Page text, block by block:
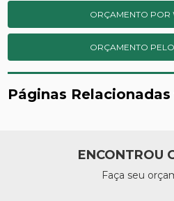
ORÇAMENTO POR
ORÇAMENTO
Páginas
ENCONTROU
Faça seu